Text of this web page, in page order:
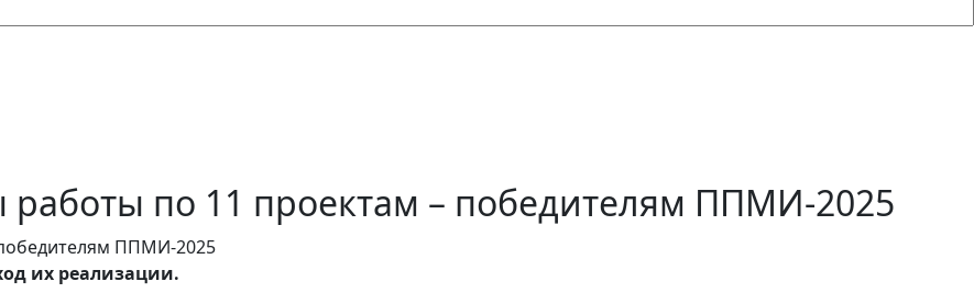
работы по 11 проектам – победителям ППМИ-2025
их реализации.